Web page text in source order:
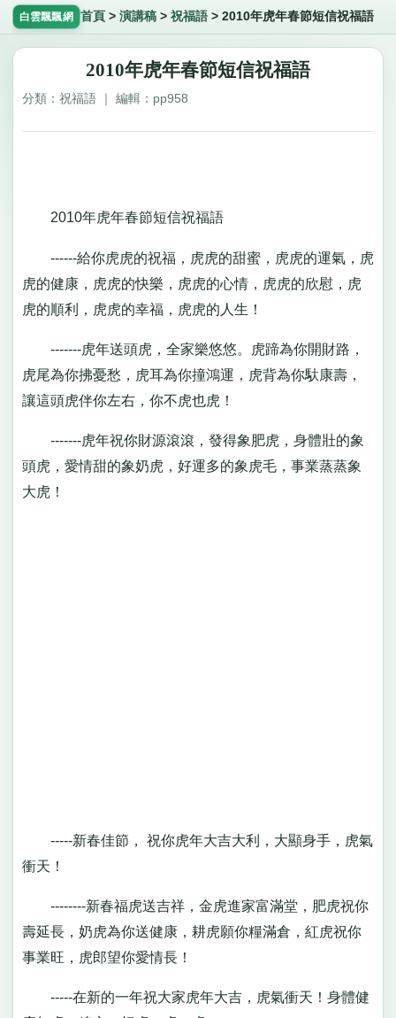
白雲飄飄網 首頁 > 演講稿> 祝福語> 2010年虎年春節短信祝福語
2010年虎年春節短信祝福語
分類：祝福語 ｜ 編輯：pp958
2010年虎年春節短信祝福語
------給你虎虎的祝福，虎虎的甜蜜，虎虎的運氣，虎
虎的健康，虎虎的快樂，虎虎的心情，虎虎的欣慰，虎
虎的順利，虎虎的幸福，虎虎的人生！
-------虎年送頭虎，全家樂悠悠。虎蹄為你開財路，
虎尾為你拂憂愁，虎耳為你撞鴻運，虎背為你馱康壽，
讓這頭虎伴你左右，你不虎也虎！
-------虎年祝你財源滾滾，發得象肥虎，身體壯的象
頭虎，愛情甜的象奶虎，好運多的象虎毛，事業蒸蒸象
大虎！
-----新春佳節， 祝你虎年大吉大利，大顯身手，虎氣
衝天！
--------新春福虎送吉祥，金虎進家富滿堂，肥虎祝你
壽延長，奶虎為你送健康，耕虎願你糧滿倉，紅虎祝你
事業旺，虎郎望你愛情長！
-----在新的一年祝大家虎年大吉，虎氣衝天！身體健